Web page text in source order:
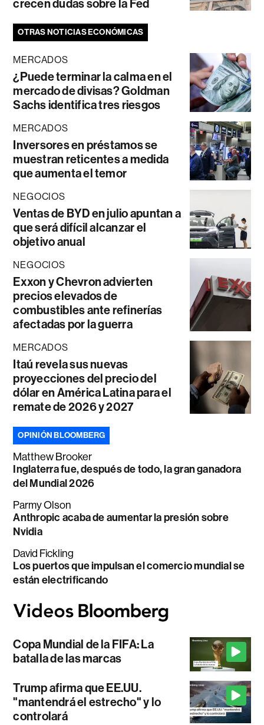
crecen dudas sobre la Fed
OTRAS NOTICIAS ECONÓMICAS
MERCADOS
¿Puede terminar la calma en el
mercado de divisas? Goldman
Sachs identifica tres riesgos
MERCADOS
Inversores en préstamos se
muestran reticentes a medida
que aumenta el temor
NEGOCIOS
Ventas de BYD en julio apuntan a
que será difícil alcanzar el
objetivo anual
NEGOCIOS
Exxon y Chevron advierten
precios elevados de
combustibles ante refinerías
afectadas por la guerra
MERCADOS
Itaú revela sus nuevas
proyecciones del precio del
dólar en América Latina para el
remate de 2026 y 2027
OPINIÓN BLOOMBERG
Matthew Brooker
Inglaterra fue, después de todo, la gran ganadora
del Mundial 2026
Parmy Olson
Anthropic acaba de aumentar la presión sobre
Nvidia
David Fickling
Los puertos que impulsan el comercio mundial se
están electrificando
Copa Mundial de la FIFA: La
batalla de las marcas
Trump afirma que EE.UU.
"mantendrá el estrecho" y lo
controlará